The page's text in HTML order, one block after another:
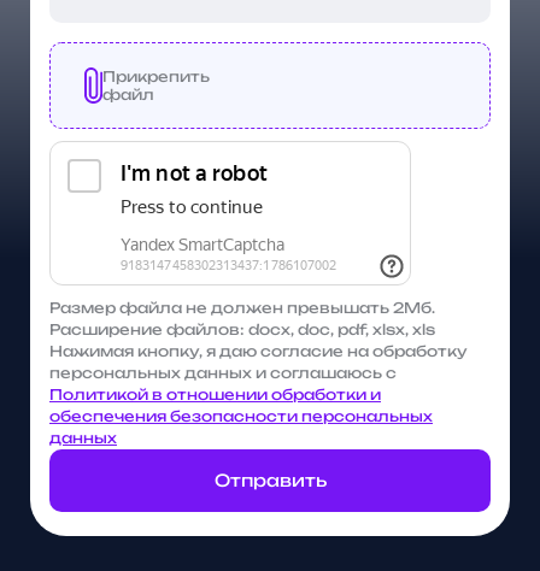
Прикрепить
файл
Отправить
Нажимая кнопку, я даю согласие на обработку
персональных данных и соглашаюсь с
Политикой в отношении обработки и
обеспечения безопасности персональных
данных
Размер файла не должен превышать 2Мб.
Расширение файлов: docx, doc, pdf, xlsx, xls